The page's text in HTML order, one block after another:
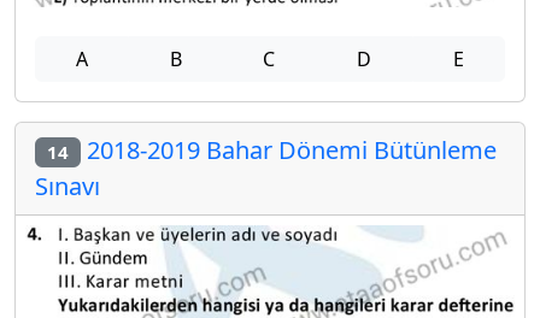
A B C D E
14 2018-2019 Bahar Dönemi Bütünleme
Sınavı